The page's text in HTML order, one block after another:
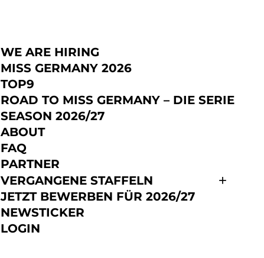
WE ARE HIRING
MISS GERMANY 2026
TOP9
ROAD TO MISS GERMANY – DIE SERIE
SEASON 2026/27
ABOUT
FAQ
PARTNER
VERGANGENE STAFFELN
JETZT BEWERBEN FÜR 2026/27
NEWSTICKER
LOGIN